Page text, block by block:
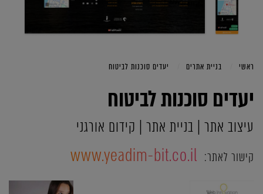
ראשי בניית אתרים יעדים סוכנות לביטוח
יעדים סוכנות לביטוח
עיצוב אתר | בניית אתר | קידום אורגני
קישור לאתר: www.yeadim-bit.co.il